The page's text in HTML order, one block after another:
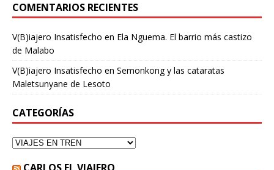
COMENTARIOS RECIENTES
V(B)iajero Insatisfecho en Ela Nguema. El barrio más castizo
de Malabo
V(B)iajero Insatisfecho en Semonkong y las cataratas
Maletsunyane de Lesoto
CATEGORÍAS